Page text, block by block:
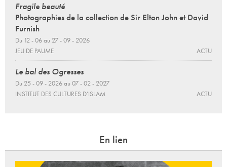
Fragile beauté
Photographies de la collection de Sir Elton John et David
Furnish
Du 12 - 06 au 27 - 09 - 2026
JEU DE PAUME
ACTU
Le bal des Ogresses
Du 25 - 09 - 2026 au 07 - 02 - 2027
INSTITUT DES CULTURES D’ISLAM
ACTU
En lien